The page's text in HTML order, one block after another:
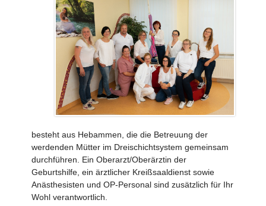
besteht aus Hebammen, die die Betreuung der
werdenden Mütter im Dreischichtsystem gemeinsam
durchführen. Ein Oberarzt/Oberärztin der
Geburtshilfe, ein ärztlicher Kreißsaaldienst sowie
Anästhesisten und OP-Personal sind zusätzlich für Ihr
Wohl verantwortlich.